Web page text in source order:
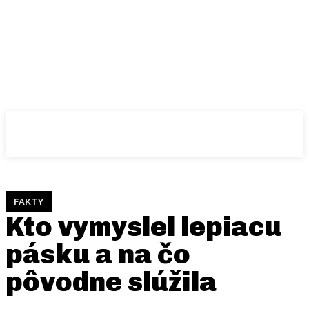
FAKTY
Kto vymyslel lepiacu
pásku a na čo
pôvodne slúžila